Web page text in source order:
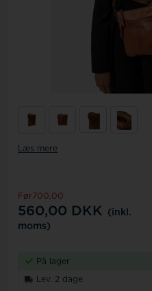
Læs mere
Før700,00
560,00 DKK
(inkl.
moms)
På lager
Lev. 2 dage